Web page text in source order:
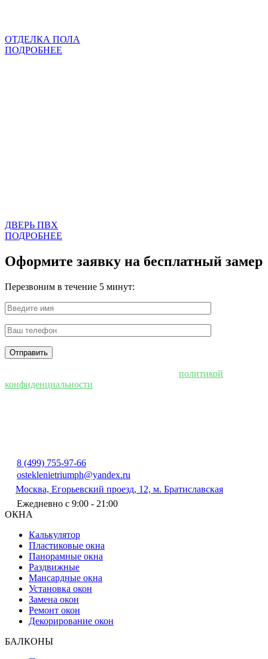
ОТДЕЛКА ПОЛА
ПОДРОБНЕЕ
ДВЕРЬ ПВХ
ПОДРОБНЕЕ
Оформите заявку на бесплатный замер
Перезвоним в течение 5 минут:
политикой
конфиденциальности
8 (499) 755-97-66
osteklenietriumph@yandex.ru
Москва, Егорьевский проезд, 12, м. Братиславская
Ежедневно с 9:00 - 21:00
ОКНА
Калькулятор
Пластиковые окна
Панорамные окна
Раздвижные
Мансардные окна
Установка окон
Замена окон
Ремонт окон
Декорирование окон
БАЛКОНЫ